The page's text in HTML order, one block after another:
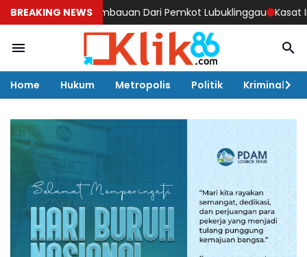
BREAKING NEWS
Ada Imbauan Dari Pemkot Lubuklinggau Kasat Intel
Home Hukum Metropolis Politik Kriminal